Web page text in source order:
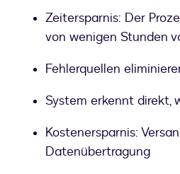
Zeitersparnis: Der
von wenigen Stunden
Fehlerquellen
System erkennt direkt,
Kostenersparnis:
Datenübertragung